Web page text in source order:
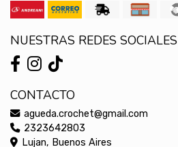
NUESTRAS REDES SOCIALES
CONTACTO
agueda.crochet@gmail.com
2323642803
Lujan, Buenos Aires